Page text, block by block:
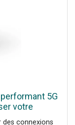
5G
votre
des connexions